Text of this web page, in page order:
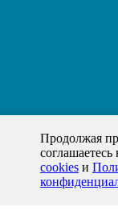
Продолжая
соглашаетесь
cookies и